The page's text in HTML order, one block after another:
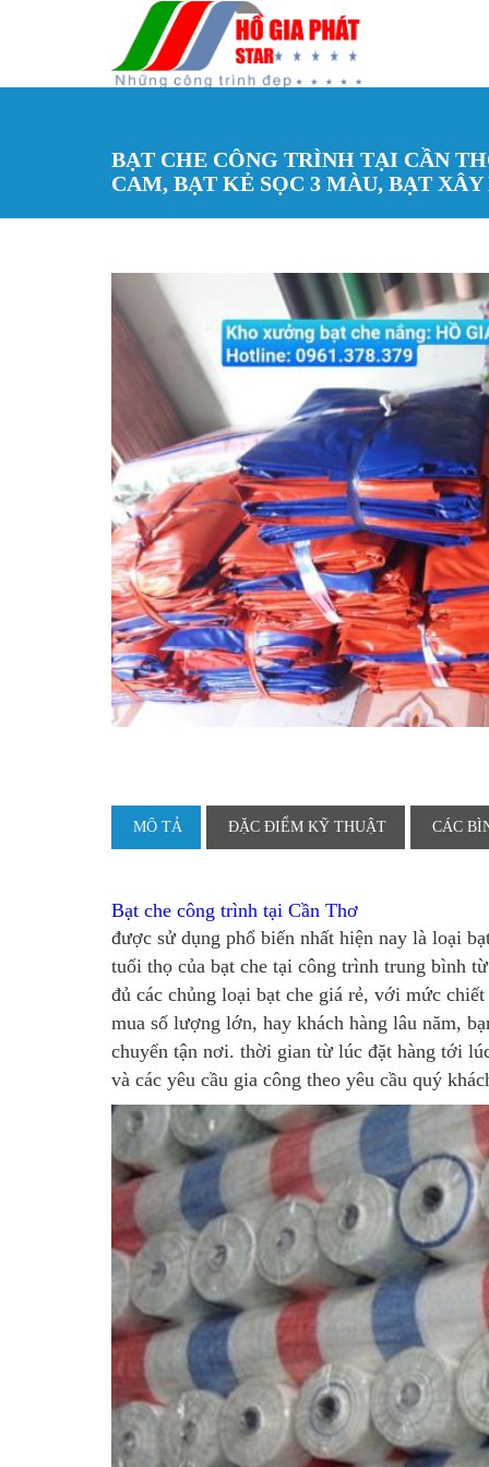
BẠT CHE CÔNG TRÌNH TẠI CẦN
CAM, BẠT KẺ SỌC 3 MÀU, BẠT
MÔ TẢ ĐẶC ĐIỂM KỸ THUẬT CÁC
Bạt che công trình tại Cần Thơ
được sử dụng phổ biến nhất hiện nay là loại
tuổi thọ của bạt che tại công trình trung bình
đủ các chủng loại bạt che giá rẻ, với mức
mua số lượng lớn, hay khách hàng lâu năm,
chuyển tận nơi. thời gian từ lúc đặt hàng tới
và các yêu cầu gia công theo yêu cầu quý